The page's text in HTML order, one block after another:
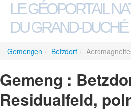
LE GÉOPORTAIL
DU GRAND-
Gemengen / Betzdorf /
Gemeng :
Residualfeld,